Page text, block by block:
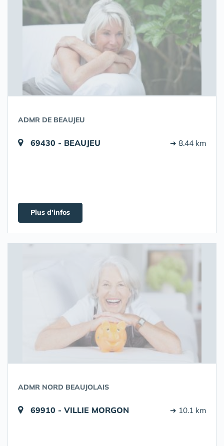
ADMR DE BEAUJEU
69430 - BEAUJEU ➔ 8.44 km
Plus d'infos
ADMR NORD BEAUJOLAIS
69910 - VILLIE MORGON ➔ 10.1 km